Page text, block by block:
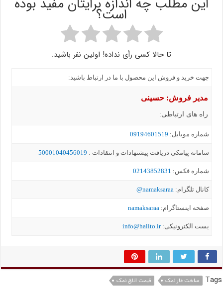
این مطلب چه اندازه برایتان مفید بوده
است؟
تا حالا کسی رأی نداده! اولین نفر باشید.
جهت خرید و فروش این محصول با ما در ارتباط باشید:
مدیر فروش: حسینی
راه های ارتباطی:
شماره موبايل: 09194601519
سامانه پيامکي دریافت پیشنهادات و انتقادات : 50001040456019
شماره فکس: 02143852831
کانال تلگرام:namaksaraa@
صفحه اینستاگرام:namaksaraa
یست الکترونیکی:info@halito.ir
Tags ساخت غار نمک قیمت اتاق نمک